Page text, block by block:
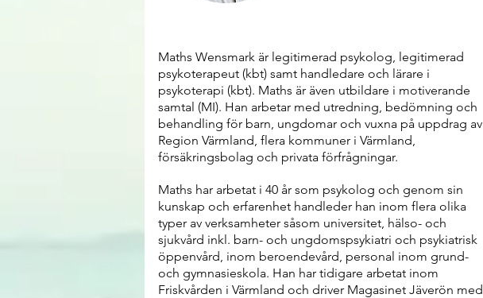
Maths Wensmark är legitimerad psykolog, legitimerad
psykoterapeut (kbt) samt handledare och lärare i
psykoterapi (kbt). Maths är även utbildare i motiverande
samtal (MI). Han arbetar med utredning, bedömning och
behandling för barn, ungdomar och vuxna på uppdrag av
Region Värmland, flera kommuner i Värmland,
försäkringsbolag och privata förfrågningar.
Maths har arbetat i 40 år som psykolog och genom sin
kunskap och erfarenhet handleder han inom flera olika
typer av verksamheter såsom universitet, hälso- och
sjukvård inkl. barn- och ungdomspsykiatri och psykiatrisk
öppenvård, inom beroendevård, personal inom grund-
och gymnasieskola. Han har tidigare arbetat inom
Friskvården i Värmland och driver Magasinet Jäverön med